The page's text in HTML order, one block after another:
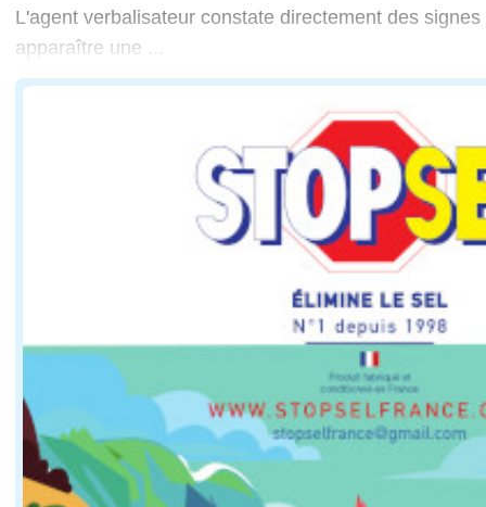
L'agent verbalisateur constate directement des
apparaître une ...
... altération importante du comportement du
Dans la pratique, plusieurs éléments sont
haleine fortement alcoolisée ;
propos incohérents ou confus ;
bégaiements inhabituels ;
agressivité ou comportement excessivement
somnolence anormale ;
troubles de l'équilibre ;